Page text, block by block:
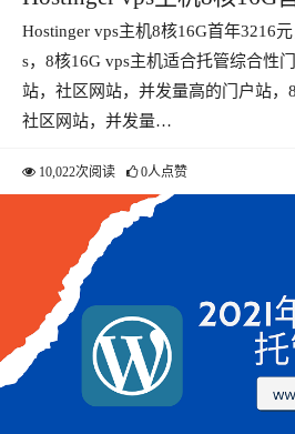
宝塔安装wordpress
Hostinger vps主机8核16G首年3216
s，8核16G vps主机适合托管综合性
站，社区网站，并发量高的门户站，
社区网站，并发量…
10,022次阅读 0人点赞